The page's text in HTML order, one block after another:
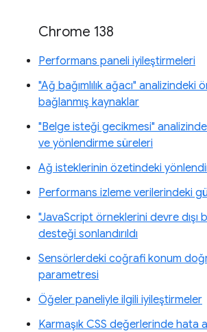
Chrome 138
Performans paneli iyileştirmeleri
"Ağ bağımlılık ağacı" analizindeki
bağlanmış kaynaklar
"Belge isteği gecikmesi"
ve yönlendirme süreleri
Ağ isteklerinin özetindeki
Performans izleme verilerindeki
"JavaScript örneklerini devre dışı
desteği sonlandırıldı
Sensörlerdeki coğrafi konum
parametresi
Öğeler paneliyle ilgili iyileştirmeler
Karmaşık CSS değerlerinde hata